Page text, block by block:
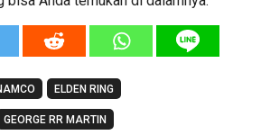
ELDEN RING
GEORGE RR MARTIN